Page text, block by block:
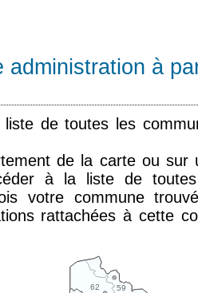
administration à
de toutes les
de la carte ou sur
à la liste de
votre commune
rattachées à cette
59
62